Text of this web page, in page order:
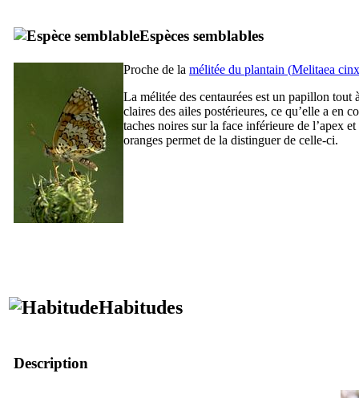
Espèces semblables
Proche de la mélitée du plantain (Melitaea
La mélitée des centaurées est un papillon tout
claires des ailes postérieures, ce qu’elle a en
taches noires sur la face inférieure de l’apex
oranges permet de la distinguer de celle-ci.
Habitudes
Description